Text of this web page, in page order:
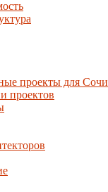
проекты для Сочи
проектов